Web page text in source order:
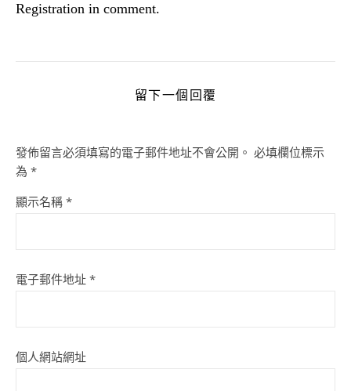
Registration in comment.
留下一個回覆
發佈留言必須填寫的電子郵件地址不會公開。 必填欄位標示
為 *
顯示名稱 *
電子郵件地址 *
個人網站網址